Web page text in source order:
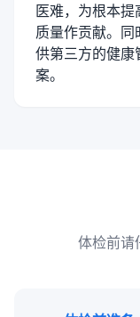
医难，为根本
质量作贡献。
供第三方的健康
案。
体检前请